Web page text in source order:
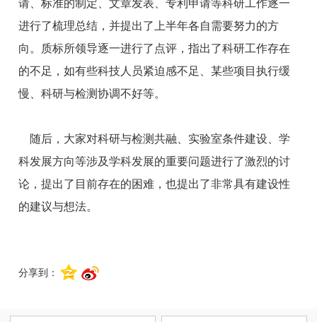
请、标准的制定、文章发表、专利申请等科研工作逐一
进行了梳理总结，并提出了上半年各自需要努力的方
向。质标所领导逐一进行了点评，指出了科研工作存在
的不足，如有些科技人员紧迫感不足、某些项目执行缓
慢、科研与检测协调不好等。
随后，大家对科研与检测共融、实验室条件建设、学
科发展方向等涉及学科发展的重要问题进行了激烈的讨
论，提出了目前存在的困难，也提出了非常具有建设性
的建议与想法。
分享到：